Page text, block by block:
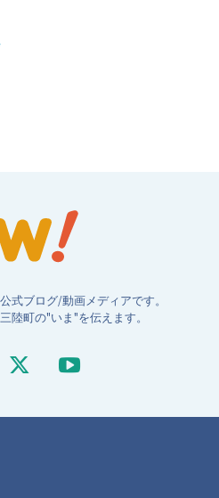
式ブログ/動画メディアです。
陸町の"いま"を伝えます。